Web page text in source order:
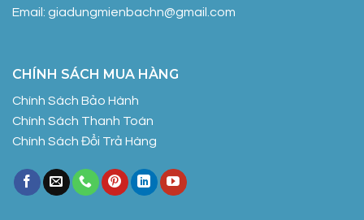
Email: giadungmienbachn@gmail.com
CHÍNH SÁCH MUA HÀNG
Chính Sách Bảo Hành
Chính Sách Thanh Toán
Chính Sách Đổi Trả Hàng